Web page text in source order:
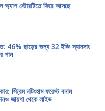
অ্যাপ স্টোরটিতে ফিরে আসছে
46% ছাড়ের জন্য 32 ইঞ্চি স্যামসাং
পান
স্ট্রিম নটিংহাম ফরেস্ট বনাম
জায়গা থেকে লাইভ